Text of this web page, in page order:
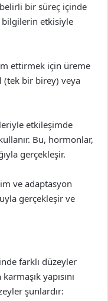
bir süreç içinde
bilgilerin etkisiyle
ettirmek için üreme
(tek bir birey) veya
etkileşimde
Bu, hormonlar,
gerçekleşir.
ve adaptasyon
gerçekleşir ve
farklı düzeyler
yapısını
şunlardır: